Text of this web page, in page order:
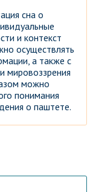
сна о
и контекст
осуществлять
а также с
мировоззрения
можно
понимания
о паштете.